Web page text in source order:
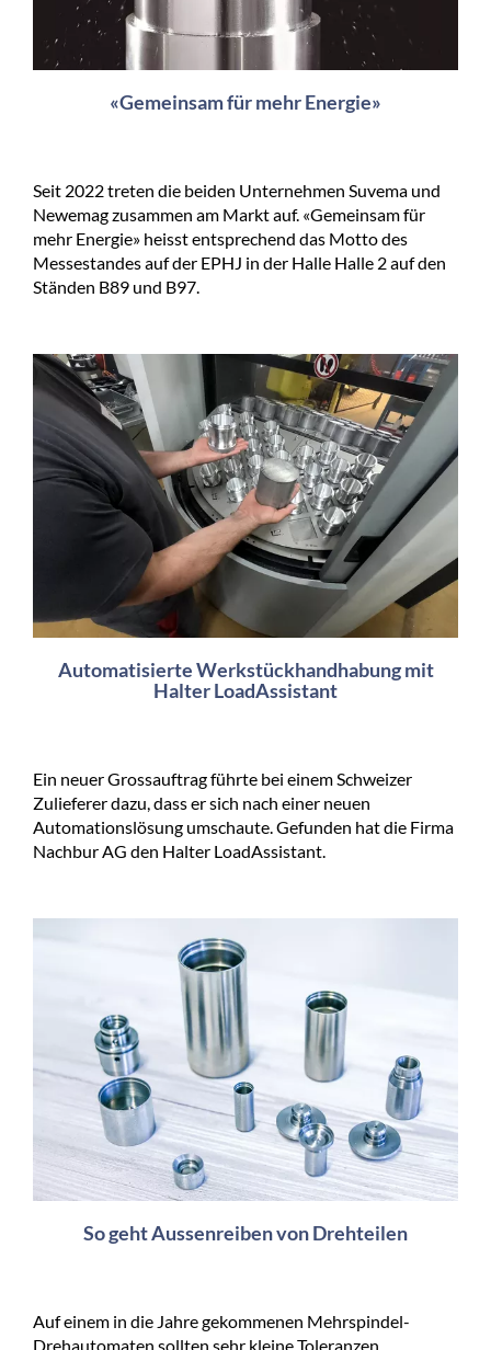
«Gemeinsam für mehr Energie»
Seit 2022 treten die beiden Unternehmen Suvema und
Newemag zusammen am Markt auf. «Gemeinsam für
mehr Energie» heisst entsprechend das Motto des
Messestandes auf der EPHJ in der Halle Halle 2 auf den
Ständen B89 und B97.
Automatisierte Werkstückhandhabung mit
Halter LoadAssistant
Ein neuer Grossauftrag führte bei einem Schweizer
Zulieferer dazu, dass er sich nach einer neuen
Automationslösung umschaute. Gefunden hat die Firma
Nachbur AG den Halter LoadAssistant.
So geht Aussenreiben von Drehteilen
Auf einem in die Jahre gekommenen Mehrspindel-
Drehautomaten sollten sehr kleine Toleranzen